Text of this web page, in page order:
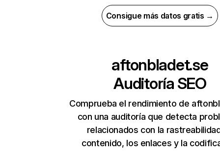
Consigue más datos gratis →
aftonbladet.se
Auditoría SEO
Comprueba el rendimiento de
con una auditoría que detecta
relacionados con la
contenido, los enlaces y la